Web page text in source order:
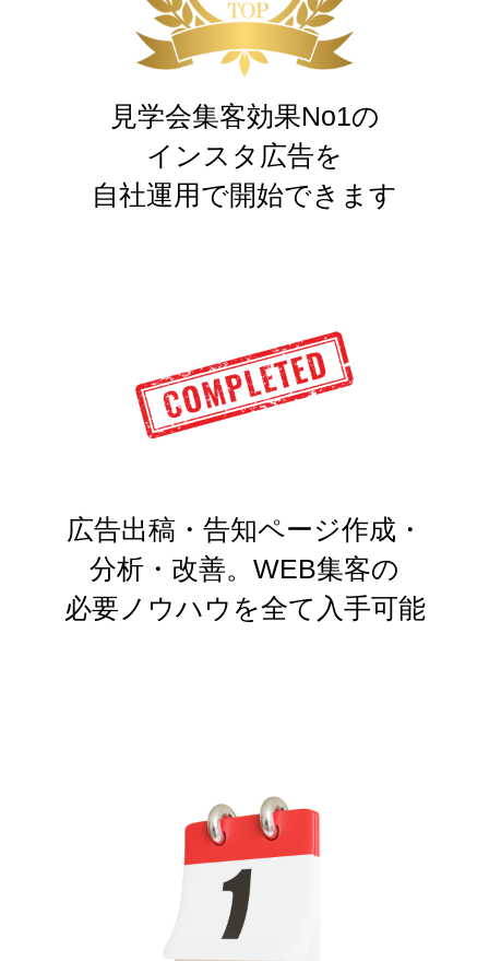
見学会集客効果No1の
インスタ広告を
自社運用で開始できます
広告出稿・告知ページ作成・
分析・改善。WEB集客の
必要ノウハウを全て入手可能